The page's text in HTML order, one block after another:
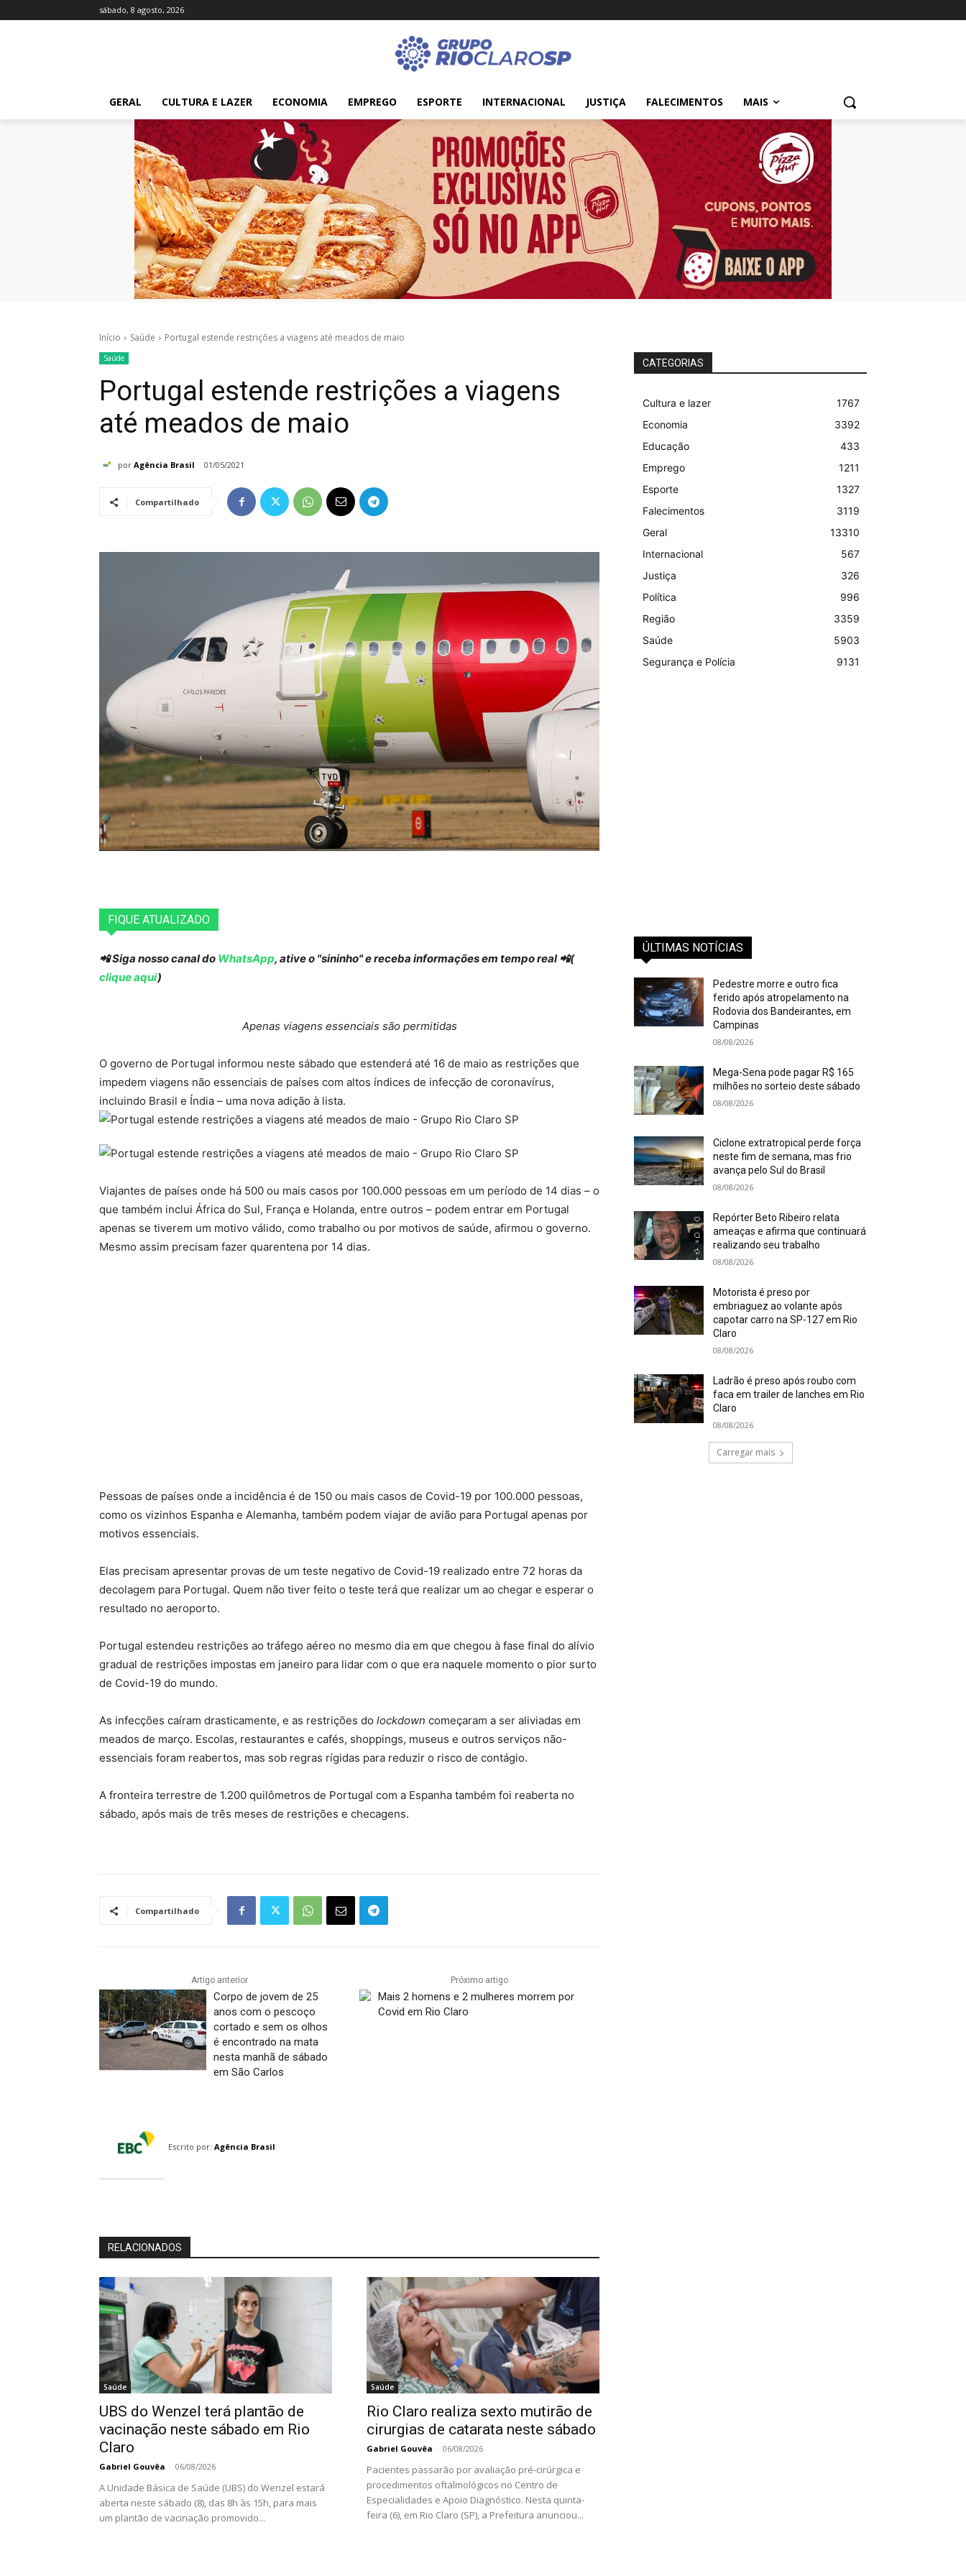
sábado, 8 agosto, 2026
GERAL CULTURA E LAZER ECONOMIA EMPREGO ESPORTE INTERNACIONAL JUSTIÇA FALECIMENTOS MAIS
Início Saúde Portugal estende restrições a viagens até meados de maio
Saúde
Portugal estende restrições a viagens
até meados de maio
por Agência Brasil 01/05/2021
Compartilhado
FIQUE ATUALIZADO
📲 Siga nosso canal do WhatsApp, ative o "sininho" e receba informações em tempo real 📲(
clique aqui)
Apenas viagens essenciais são permitidas
O governo de Portugal informou neste sábado que estenderá até 16 de maio as restrições que
impedem viagens não essenciais de países com altos índices de infecção de coronavírus,
incluindo Brasil e Índia – uma nova adição à lista.
Viajantes de países onde há 500 ou mais casos por 100.000 pessoas em um período de 14 dias – o
que também inclui África do Sul, França e Holanda, entre outros – podem entrar em Portugal
apenas se tiverem um motivo válido, como trabalho ou por motivos de saúde, afirmou o governo.
Mesmo assim precisam fazer quarentena por 14 dias.
Pessoas de países onde a incidência é de 150 ou mais casos de Covid-19 por 100.000 pessoas,
como os vizinhos Espanha e Alemanha, também podem viajar de avião para Portugal apenas por
motivos essenciais.
Elas precisam apresentar provas de um teste negativo de Covid-19 realizado entre 72 horas da
decolagem para Portugal. Quem não tiver feito o teste terá que realizar um ao chegar e esperar o
resultado no aeroporto.
Portugal estendeu restrições ao tráfego aéreo no mesmo dia em que chegou à fase final do alívio
gradual de restrições impostas em janeiro para lidar com o que era naquele momento o pior surto
de Covid-19 do mundo.
As infecções caíram drasticamente, e as restrições do lockdown começaram a ser aliviadas em
meados de março. Escolas, restaurantes e cafés, shoppings, museus e outros serviços não-
essenciais foram reabertos, mas sob regras rígidas para reduzir o risco de contágio.
A fronteira terrestre de 1.200 quilômetros de Portugal com a Espanha também foi reaberta no
sábado, após mais de três meses de restrições e checagens.
Compartilhado
Artigo anterior
Corpo de jovem de 25
anos com o pescoço
cortado e sem os olhos
é encontrado na mata
nesta manhã de sábado
em São Carlos
Próximo artigo
Mais 2 homens e 2 mulheres morrem por
Covid em Rio Claro
Escrito por: Agência Brasil
RELACIONADOS
Saúde
UBS do Wenzel terá plantão de
vacinação neste sábado em Rio
Claro
Gabriel Gouvêa - 06/08/2026
A Unidade Básica de Saúde (UBS) do Wenzel estará
aberta neste sábado (8), das 8h às 15h, para mais
um plantão de vacinação promovido...
Saúde
Rio Claro realiza sexto mutirão de
cirurgias de catarata neste sábado
Gabriel Gouvêa - 06/08/2026
Pacientes passarão por avaliação pré-cirúrgica e
procedimentos oftalmológicos no Centro de
Especialidades e Apoio Diagnóstico. Nesta quinta-
feira (6), em Rio Claro (SP), a Prefeitura anunciou...
CATEGORIAS
Cultura e lazer
1767
Economia
3392
Educação
433
Emprego
1211
Esporte
1327
Falecimentos
3119
Geral
13310
Internacional
567
Justiça
326
Política
996
Região
3359
Saúde
5903
Segurança e Polícia
9131
ÚLTIMAS NOTÍCIAS
Pedestre morre e outro fica
ferido após atropelamento na
Rodovia dos Bandeirantes, em
Campinas
08/08/2026
Mega-Sena pode pagar R$ 165
milhões no sorteio deste sábado
08/08/2026
Ciclone extratropical perde força
neste fim de semana, mas frio
avança pelo Sul do Brasil
08/08/2026
Repórter Beto Ribeiro relata
ameaças e afirma que continuará
realizando seu trabalho
08/08/2026
Motorista é preso por
embriaguez ao volante após
capotar carro na SP-127 em Rio
Claro
08/08/2026
Ladrão é preso após roubo com
faca em trailer de lanches em Rio
Claro
08/08/2026
Carregar mais